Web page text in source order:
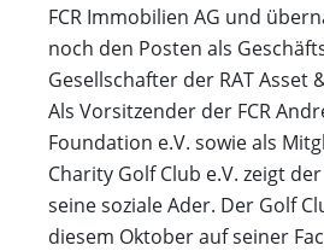
FCR Immobilien AG und
noch den Posten als
Gesellschafter der RAT Asset
Als Vorsitzender der FCR
Foundation e.V. sowie als
Charity Golf Club e.V. zeigt
seine soziale Ader. Der Golf
diesem Oktober auf seiner